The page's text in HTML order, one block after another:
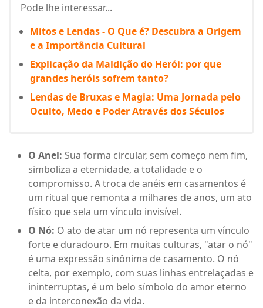
Pode lhe interessar...
Mitos e Lendas - O Que é? Descubra a Origem
e a Importância Cultural
Explicação da Maldição do Herói: por que
grandes heróis sofrem tanto?
Lendas de Bruxas e Magia: Uma Jornada pelo
Oculto, Medo e Poder Através dos Séculos
O Anel: Sua forma circular, sem começo nem fim,
simboliza a eternidade, a totalidade e o
compromisso. A troca de anéis em casamentos é
um ritual que remonta a milhares de anos, um ato
físico que sela um vínculo invisível.
O Nó: O ato de atar um nó representa um vínculo
forte e duradouro. Em muitas culturas, "atar o nó"
é uma expressão sinônima de casamento. O nó
celta, por exemplo, com suas linhas entrelaçadas e
ininterruptas, é um belo símbolo do amor eterno
e da interconexão da vida.